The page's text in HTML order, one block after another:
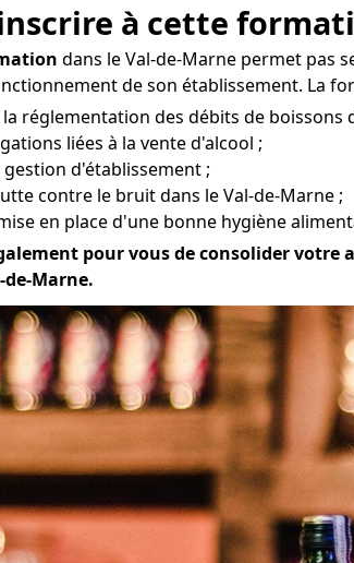
à cette
dans le Val-de-Marne permet pas
de son établissement. La
réglementation des débits de boissons
liées à la vente d'alcool ;
d'établissement ;
contre le bruit dans le Val-de-Marne ;
en place d'une bonne hygiène
pour vous de consolider
Marne.